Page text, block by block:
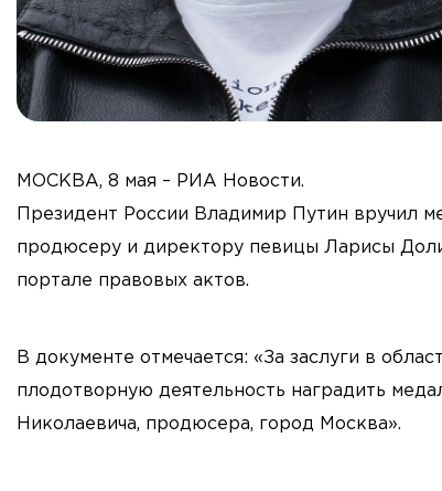
МОСКВА, 8 мая – РИА Новости.
Президент России Владимир Путин вручил
продюсеру и директору певицы Ларисы
портале правовых актов.
В документе отмечается: «За заслуги в
плодотворную деятельность наградить
Николаевича, продюсера, город Москва».